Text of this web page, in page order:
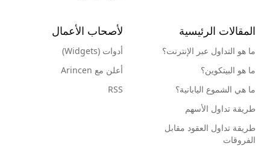
المقالات الرئيسية
ما هو التداول عبر الإنترنت؟
ما هو البيتكوين؟
ما هي الشموع اليابانية؟
طريقة تداول الأسهم
طريقة تداول العقود مقابل
الفروقات
لأصحاب الأعمال
أدوات (Widgets)
أعلن مع Arincen
RSS